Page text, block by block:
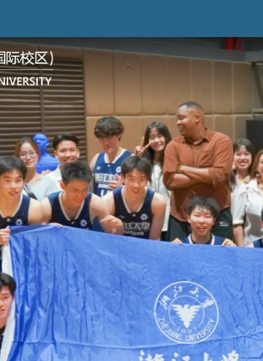
内
容
关于我们
校区简介
使命愿景
校区领导
联系我们
招生
本科生招生
通知动态
招生视频
学术
本科生课程
研究生课程
通识课程
学术日历
科研
科研概览
研究中心
研究平台
仪器共享平台
大学生活
生活在国际校区
成长在国际校区
加入我们
热招岗位